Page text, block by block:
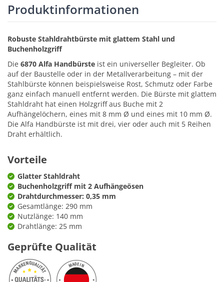
Produktinformationen
Robuste Stahldrahtbürste mit glattem Stahl und
Buchenholzgriff
Die 6870 Alfa Handbürste ist ein universeller Begleiter. Ob
auf der Baustelle oder in der Metallverarbeitung – mit der
Stahlbürste können beispielsweise Rost, Schmutz oder Farbe
ganz einfach manuell entfernt werden. Die Bürste mit glattem
Stahldraht hat einen Holzgriff aus Buche mit 2
Aufhängelöchern, eines mit 8 mm Ø und eines mit 10 mm Ø.
Die Alfa Handbürste ist mit drei, vier oder auch mit 5 Reihen
Draht erhältlich.
Vorteile
Glatter Stahldraht
Buchenholzgriff mit 2 Aufhängeösen
Drahtdurchmesser: 0,35 mm
Gesamtlänge: 290 mm
Nutzlänge: 140 mm
Drahtlänge: 25 mm
Geprüfte Qualität